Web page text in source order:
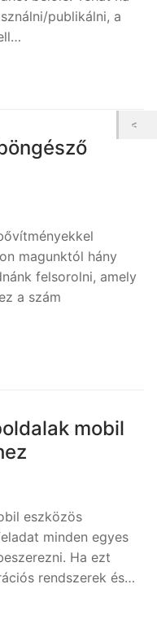
publikálni, a
magunktól hány
felsorolni, amely
a szám
mobil
eszközös
minden egyes
Ha ezt
rendszerek és…